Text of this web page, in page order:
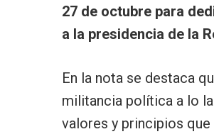
27 de octubre para
a la presidencia de la
En la nota se destaca
militancia política a lo
valores y principios